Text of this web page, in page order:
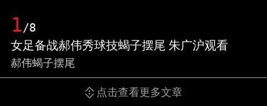
1/8
女足备战郝伟秀球技蝎子摆尾 朱广沪观看
郝伟蝎子摆尾
点击查看更多文章